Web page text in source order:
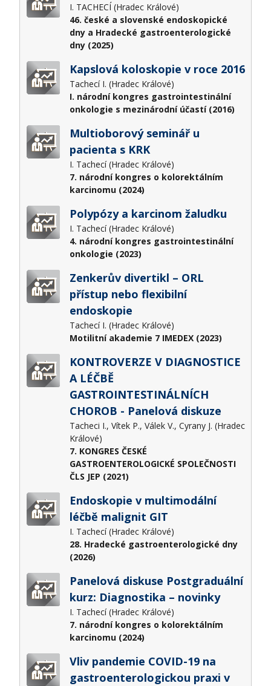
I. TACHECÍ (Hradec Králové)
46. české a slovenské endoskopické
dny a Hradecké gastroenterologické
dny (2025)
Kapslová koloskopie v roce 2016
Tachecí I. (Hradec Králové)
I. národní kongres gastrointestinální
onkologie s mezinárodní účastí (2016)
Multioborový seminář u
pacienta s KRK
I. Tachecí (Hradec Králové)
7. národní kongres o kolorektálním
karcinomu (2024)
Polypózy a karcinom žaludku
I. Tachecí (Hradec Králové)
4. národní kongres gastrointestinální
onkologie (2023)
Zenkerův divertikl – ORL
přístup nebo flexibilní
endoskopie
Tachecí I. (Hradec Králové)
Motilitní akademie 7 IMEDEX (2023)
KONTROVERZE V DIAGNOSTICE
A LÉČBĚ
GASTROINTESTINÁLNÍCH
CHOROB - Panelová diskuze
Tacheci I., Vítek P., Válek V., Cyrany J. (Hradec
Králové)
7. KONGRES ČESKÉ
GASTROENTEROLOGICKÉ SPOLEČNOSTI
ČLS JEP (2021)
Endoskopie v multimodální
léčbě malignit GIT
I. Tachecí (Hradec Králové)
28. Hradecké gastroenterologické dny
(2026)
Panelová diskuse Postgraduální
kurz: Diagnostika – novinky
I. Tachecí (Hradec Králové)
7. národní kongres o kolorektálním
karcinomu (2024)
Vliv pandemie COVID-19 na
gastroenterologickou praxi v